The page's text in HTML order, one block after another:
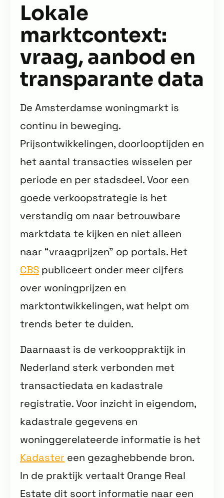
Lokale
marktcontext:
vraag, aanbod en
transparante data
De Amsterdamse woningmarkt is
continu in beweging.
Prijsontwikkelingen, doorlooptijden en
het aantal transacties wisselen per
periode en per stadsdeel. Voor een
goede verkoopstrategie is het
verstandig om naar betrouwbare
marktdata te kijken en niet alleen
naar “vraagprijzen” op portals. Het
CBS publiceert onder meer cijfers
over woningprijzen en
marktontwikkelingen, wat helpt om
trends beter te duiden.
Daarnaast is de verkooppraktijk in
Nederland sterk verbonden met
transactiedata en kadastrale
registratie. Voor inzicht in eigendom,
kadastrale gegevens en
woninggerelateerde informatie is het
Kadaster een gezaghebbende bron.
In de praktijk vertaalt Orange Real
Estate dit soort informatie naar een